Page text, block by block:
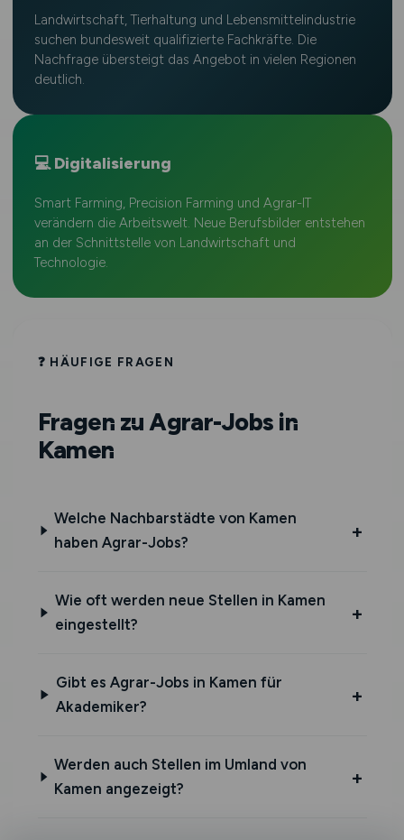
Landwirtschaft, Tierhaltung und Lebensmittelindustrie
suchen bundesweit qualifizierte Fachkräfte. Die
Nachfrage übersteigt das Angebot in vielen Regionen
deutlich.
💻 Digitalisierung
Smart Farming, Precision Farming und Agrar-IT
verändern die Arbeitswelt. Neue Berufsbilder entstehen
an der Schnittstelle von Landwirtschaft und
Technologie.
❓ HÄUFIGE FRAGEN
Fragen zu Agrar-Jobs in
Kamen
Welche Nachbarstädte von Kamen
haben Agrar-Jobs?
Wie oft werden neue Stellen in Kamen
eingestellt?
Gibt es Agrar-Jobs in Kamen für
Akademiker?
Werden auch Stellen im Umland von
Kamen angezeigt?